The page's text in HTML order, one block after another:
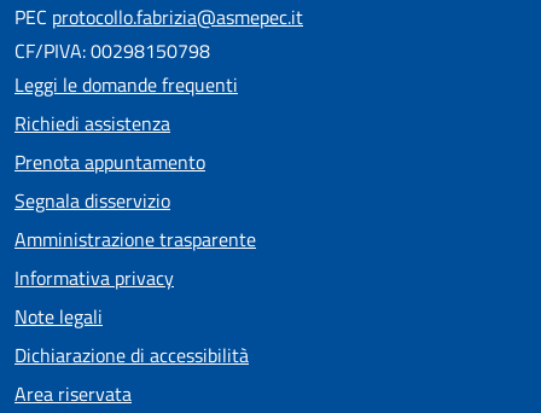
PEC protocollo.fabrizia@asmepec.it
CF/PIVA: 00298150798
Leggi le domande frequenti
Richiedi assistenza
Prenota appuntamento
Segnala disservizio
Amministrazione trasparente
Informativa privacy
Note legali
Dichiarazione di accessibilità
Area riservata